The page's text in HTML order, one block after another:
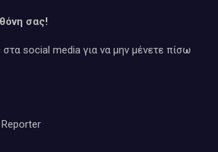
σας!
social media για να μην μένετε πίσω